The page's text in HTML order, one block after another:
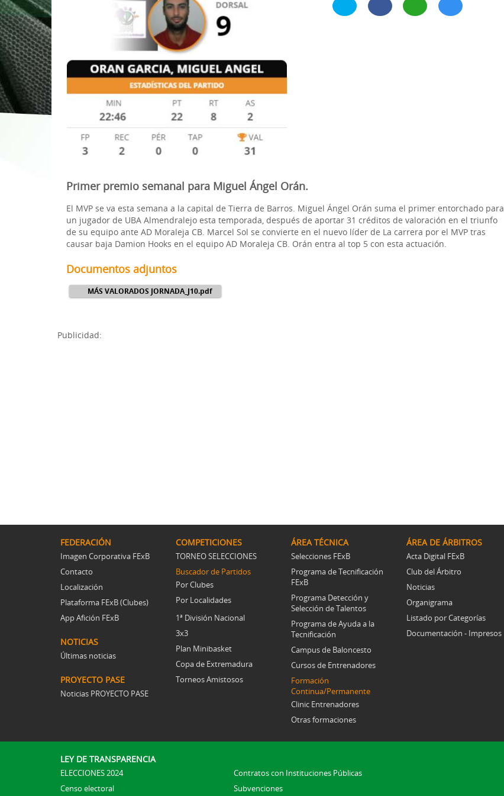
1ª División Nacional
3x3
Plan Minibasket
Copa de Extremadura
Torneos Amistosos
Formación Continua/Permanente
Tarifas
Primer premio semanal para Miguel Ángel Orán.
El MVP se va esta semana a la capital de Tierra de Barros. Miguel Ángel Orán suma el primer entorchado para
un jugador de UBA Almendralejo esta temporada, después de aportar 31 créditos de valoración en el triunfo
de su equipo ante AD Moraleja CB. Marcel Sol se convierte en el nuevo líder de La carrera por el MVP tras
causar baja Damion Hooks en el equipo AD Moraleja CB. Orán entra al top 5 con esta actuación.
Documentos adjuntos
MÁS VALORADOS JORNADA_J10.pdf
Publicidad:
FEDERACIÓN
Imagen Corporativa FExB
Contacto
Localización
Plataforma FExB (Clubes)
App Afición FExB
NOTICIAS
Últimas noticias
PROYECTO PASE
Noticias PROYECTO PASE
COMPETICIONES
TORNEO SELECCIONES
Buscador de Partidos
Por Clubes
Por Localidades
1ª División Nacional
3x3
Plan Minibasket
Copa de Extremadura
Torneos Amistosos
ÁREA TÉCNICA
Selecciones FExB
Programa de Tecnificación
FExB
Programa Detección y
Selección de Talentos
Programa de Ayuda a la
Tecnificación
Campus de Baloncesto
Cursos de Entrenadores
Formación
Continua/Permanente
Clinic Entrenadores
Otras formaciones
ÁREA DE ÁRBITROS
Acta Digital FExB
Club del Árbitro
Noticias
Organigrama
Listado por Categorías
Documentación - Impresos
LEY DE TRANSPARENCIA
ELECCIONES 2024
Censo electoral
Contratos con Instituciones Públicas
Subvenciones